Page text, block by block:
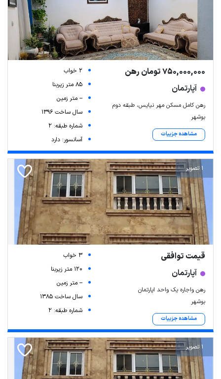
750,000,000 تومان رهن
آپارتمان
رهن کامل مسکن مهر نیایس، طبقه دوم
بوشهر
مشاهده جزییات
2 خواب
85 متر زیربنا
-- متر زمین
سال ساخت 1396
شماره طبقه: 2
آسانسور: دارد
1 تصویر
قیمت توافقی
آپارتمان
رهن واجاره یک واحد اپارتمان
بوشهر
مشاهده جزییات
3 خواب
120 متر زیربنا
-- متر زمین
سال ساخت 1385
شماره طبقه: 2
1 تصویر